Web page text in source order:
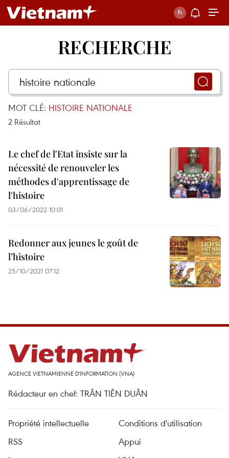
RECHERCHE
MOT CLÉ: HISTOIRE NATIONALE
2 Résultat
Le chef de l'Etat insiste sur la
nécessité de renouveler les
méthodes d'apprentissage de
l'histoire
03/06/2022 10:01
Redonner aux jeunes le goût de
l’histoire
25/10/2021 07:12
AGENCE VIETNAMIENNE D'INFORMATION (VNA)
Rédacteur en chef: TRÂN TIÊN DUÂN
Propriété intellectuelle
Conditions d'utilisation
RSS
Appui